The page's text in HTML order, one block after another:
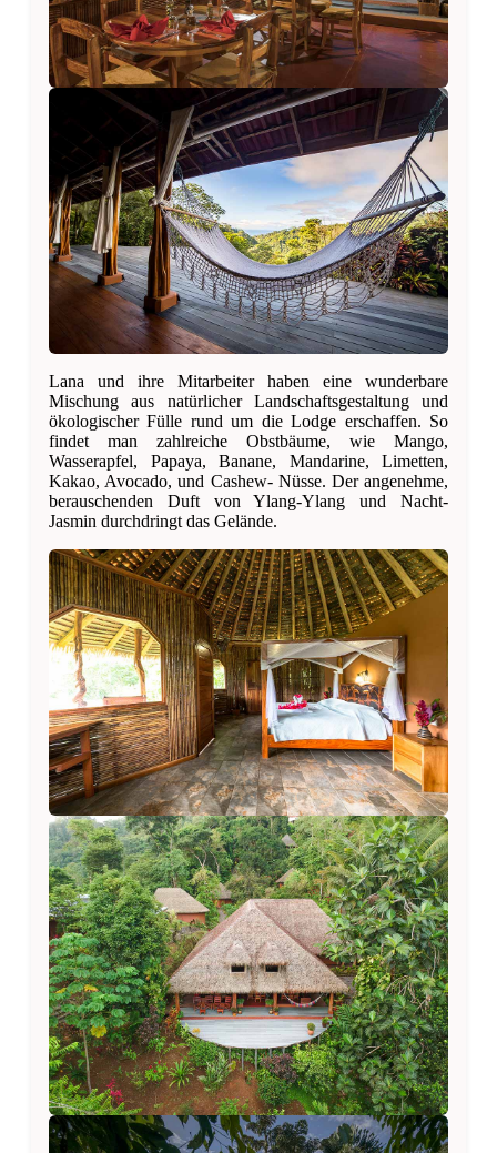
Lana und ihre Mitarbeiter haben eine wunderbare
Mischung aus natürlicher Landschaftsgestaltung und
ökologischer Fülle rund um die Lodge erschaffen. So
findet man zahlreiche Obstbäume, wie Mango,
Wasserapfel, Papaya, Banane, Mandarine, Limetten,
Kakao, Avocado, und Cashew- Nüsse. Der angenehme,
berauschenden Duft von Ylang-Ylang und Nacht-
Jasmin durchdringt das Gelände.